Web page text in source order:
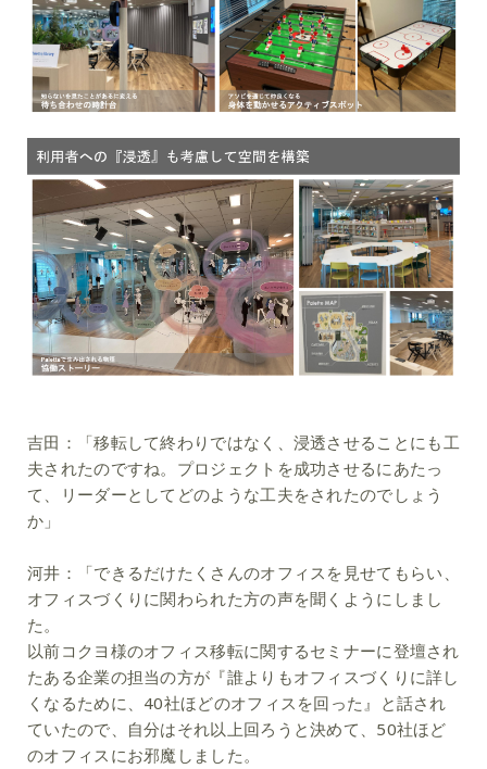
吉田：
「移転して終わりではなく、浸透させることにも工
夫されたのですね。プロジェクトを成功させるにあたっ
て、リーダーとしてどのような工夫をされたのでしょう
か」
河井：
「できるだけたくさんのオフィスを見せてもらい、
オフィスづくりに関わられた方の声を聞くようにしまし
た。
以前コクヨ様のオフィス移転に関するセミナーに登壇され
たある企業の担当の方が『誰よりもオフィスづくりに詳し
くなるために、40社ほどのオフィスを回った』と話され
ていたので、自分はそれ以上回ろうと決めて、50社ほど
のオフィスにお邪魔しました。